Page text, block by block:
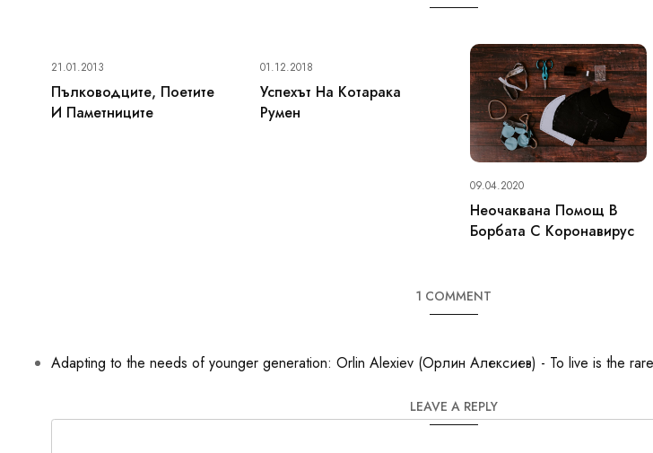
21.01.2013
Пълководците, Поетите
И Паметниците
01.12.2018
Успехът На Котарака
Румен
09.04.2020
Неочаквана Помощ В
Борбата С Коронавирус
1 COMMENT
Adapting to the needs of younger generation: Orlin Alexiev (Орлин Алексиев) - To live is the
LEAVE A REPLY